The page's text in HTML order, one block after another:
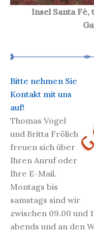
Insel Santa
Bitte nehmen Sie
Kontakt mit uns
auf!
Thomas Vogel
und Britta Frölich
freuen sich über
Ihren Anruf oder
Ihre E-Mail.
Montags bis
samstags sind wir
zwischen 09.00 und
abends und an den